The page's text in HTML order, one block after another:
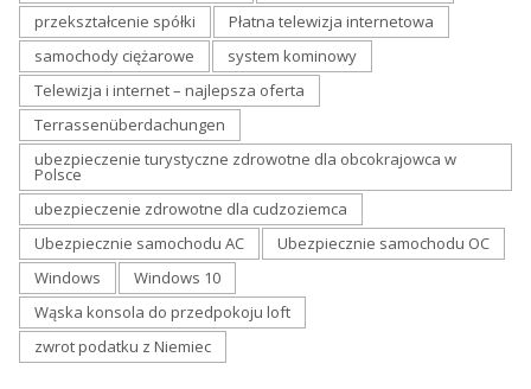
przekształcenie spółki
Płatna telewizja internetowa
samochody ciężarowe
system kominowy
Telewizja i internet – najlepsza oferta
Terrassenüberdachungen
ubezpieczenie turystyczne zdrowotne dla obcokrajowca w
Polsce
ubezpieczenie zdrowotne dla cudzoziemca
Ubezpiecznie samochodu AC
Ubezpiecznie samochodu OC
Windows
Windows 10
Wąska konsola do przedpokoju loft
zwrot podatku z Niemiec